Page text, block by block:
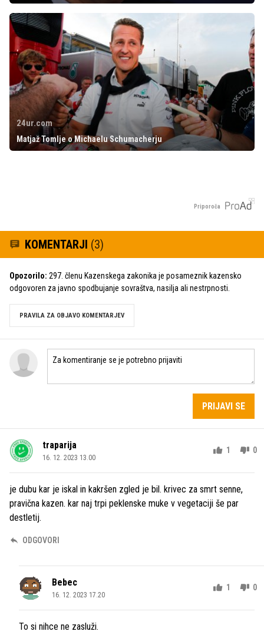
24ur.com
Matjaž Tomlje o Michaelu Schumacherju
Priporoča
KOMENTARJI (3)
Opozorilo: 297. členu Kazenskega zakonika je posameznik kazensko
odgovoren za javno spodbujanje sovraštva, nasilja ali nestrpnosti.
PRAVILA ZA OBJAVO KOMENTARJEV
PRIJAVI SE
traparija
16. 12. 2023 13.00
1 0
je dubu kar je iskal in kakršen zgled je bil. krivec za smrt senne,
pravična kazen. kar naj trpi peklenske muke v vegetaciji še par
destletij.
ODGOVORI
Bebec
16. 12. 2023 17.20
1 0
To si nihce ne zasluži.